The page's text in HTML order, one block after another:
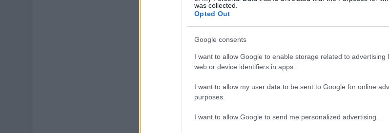
was collected.
Opted Out
Google consents
I want to allow Google to enable storage related to advertising
web or device identifiers in apps.
I want to allow my user data to be sent to Google for online
purposes.
I want to allow Google to send me personalized advertising.